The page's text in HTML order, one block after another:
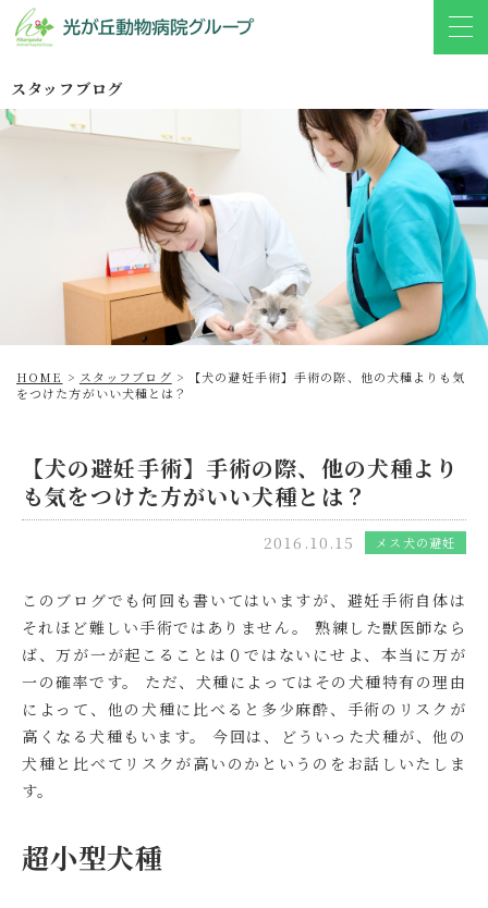
スタッフブログ
HOME > スタッフブログ >
【犬の避妊手術】手術の際、他の犬種よりも気
をつけた方がいい犬種とは？
【犬の避妊手術】手術の際、他の犬種より
も気をつけた方がいい犬種とは？
2016.10.15 メス犬の避妊
このブログでも何回も書いてはいますが、避妊手術自体は
それほど難しい手術ではありません。 熟練した獣医師なら
ば、万が一が起こることは０ではないにせよ、本当に万が
一の確率です。 ただ、犬種によってはその犬種特有の理由
によって、他の犬種に比べると多少麻酔、手術のリスクが
高くなる犬種もいます。 今回は、どういった犬種が、他の
犬種と比べてリスクが高いのかというのをお話しいたしま
す。
超小型犬種